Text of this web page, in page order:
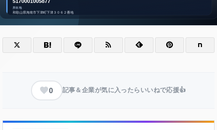
0 記事＆企業が気に入ったらいいねで応援👍